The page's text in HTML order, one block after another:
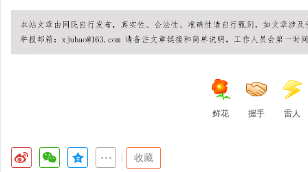
鲜花 握手 雷人
收藏